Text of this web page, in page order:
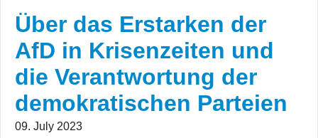
Über das Erstarken der
AfD in Krisenzeiten und
die Verantwortung der
demokratischen Parteien
09. July 2023